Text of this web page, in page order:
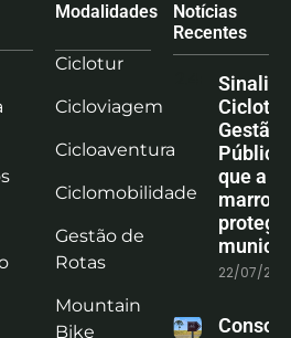
Modalidades
Ciclotur
Cicloviagem
Cicloaventura
Ciclomobilidade
Gestão de
Rotas
Mountain
Bike
Notícias
Recentes
Gestão
que a
marrom
protege
22/07/